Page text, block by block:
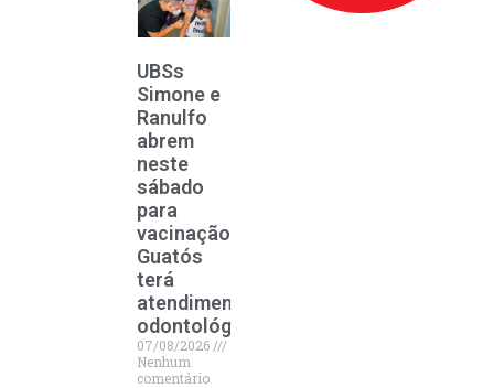
UBSs
Simone e
Ranulfo
abrem
neste
sábado
para
vacinação;
Guatós
terá
atendimento
odontológico
07/08/2026
Nenhum
comentário